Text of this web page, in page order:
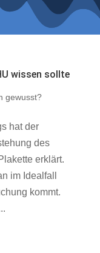
wissen sollte
gewusst?
hat der
des
erklärt.
im Idealfall
kommt.